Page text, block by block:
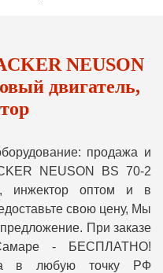
NEUSON
двигатель,
продажа и
NEUSON BS 70-2
инжектор оптом и в
свою цену, Мы
При заказе
- БЕСПЛАТНО!
в любую точку РФ